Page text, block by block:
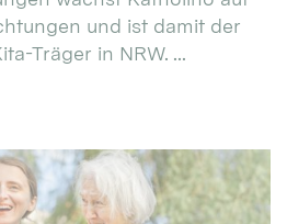
und ist damit der
Träger in NRW. ...